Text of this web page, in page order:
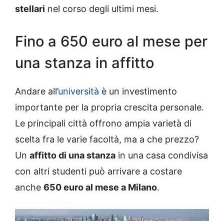
stellari nel corso degli ultimi mesi.
Fino a 650 euro al mese per
una stanza in affitto
Andare all’università è un investimento
importante per la propria crescita personale.
Le principali città offrono ampia varietà di
scelta fra le varie facoltà, ma a che prezzo?
Un affitto di una stanza in una casa condivisa
con altri studenti può arrivare a costare
anche 650 euro al mese a Milano.